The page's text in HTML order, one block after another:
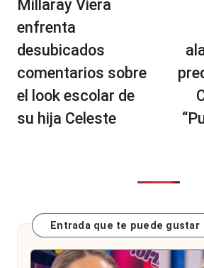
entradas
Millaray Viera
enfrenta
desubicados
comentarios sobre
el look escolar de
su hija Celeste
Entrada que te puede gustar